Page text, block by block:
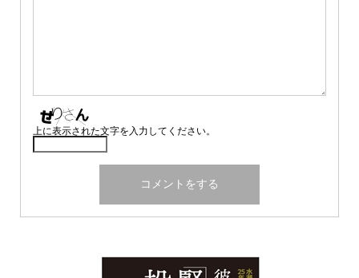
上に表示された文字を入力してください。